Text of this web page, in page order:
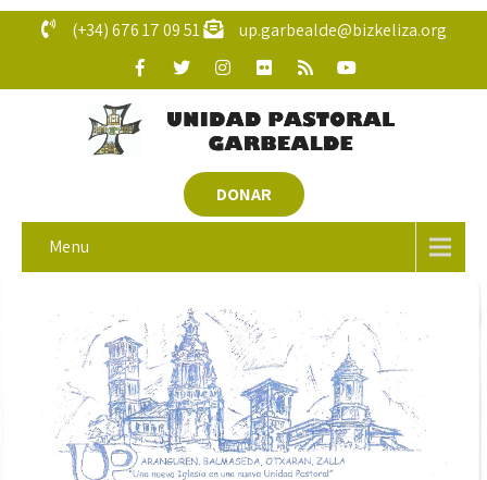
(+34) 676 17 09 51 up.garbealde@bizkeliza.org
DONAR
Menu